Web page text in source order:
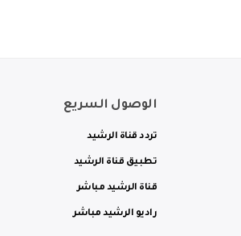
الوصول السريع
تردد قناة الرشيد
تطبيق قناة الرشيد
قناة الرشيد مباشر
راديو الرشيد مباشر